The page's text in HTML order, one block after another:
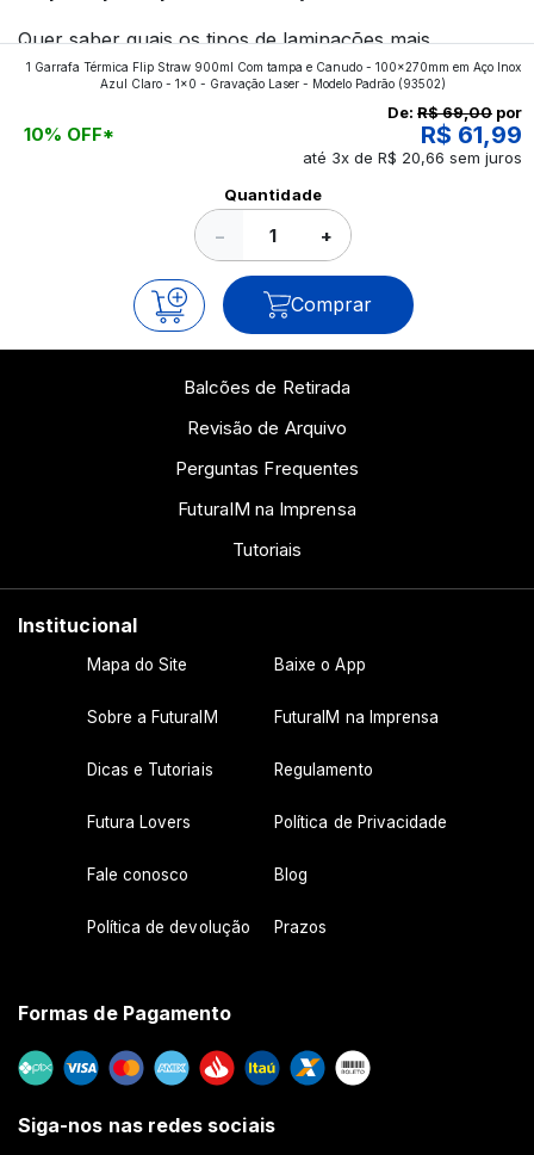
Quer saber quais os tipos de laminações mais
aplicados nos impressos da gráfica FuturaIM? Então,
continue a leitura que vamos revelar para você!
1 Garrafa Térmica Flip Straw 900ml Com tampa e Canudo - 100x270mm em Aço Inox
Azul Claro - 1x0 - Gravação Laser - Modelo Padrão (93502)
10% OFF*
De: R$ 69,00 por
R$ 61,99
até 3x de R$ 20,66 sem juros
Quantidade
− +
Comprar
Balcões de Retirada
Revisão de Arquivo
Perguntas Frequentes
FuturaIM na Imprensa
Tutoriais
Institucional
Mapa do Site Baixe o App
Sobre a FuturaIM FuturaIM na Imprensa
Dicas e Tutoriais Regulamento
Futura Lovers Política de Privacidade
Fale conosco Blog
Política de devolução Prazos
Formas de Pagamento
Siga-nos nas redes sociais